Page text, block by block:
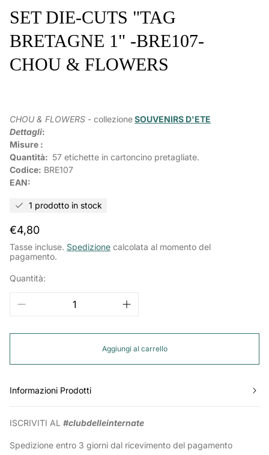
SET DIE-CUTS "TAG
BRETAGNE 1" -BRE107-
CHOU & FLOWERS
CHOU & FLOWERS - collezioneSOUVENIRS D'ETE
Dettagli:
Misure :
Quantità: 57 etichette in cartoncino pretagliate.
Codice: BRE107
EAN:
1 prodotto in stock
Prezzo
normale
€4,80
Tasse incluse. Spedizione calcolata al momento del
pagamento.
Quantità:
Aggiungi al carrello
Informazioni Prodotti
ISCRIVITI AL #clubdelleinternate
Spedizione entro 3 giorni dal ricevimento del pagamento